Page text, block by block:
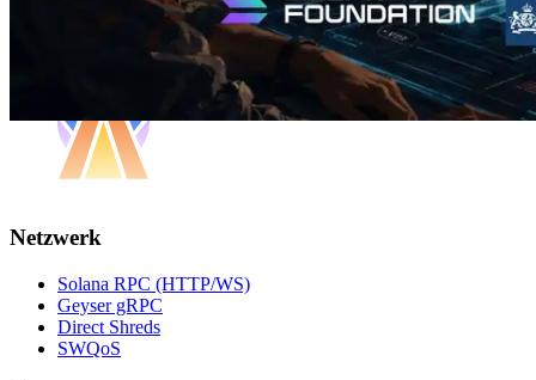
Netzwerk
Solana RPC (HTTP/WS)
Geyser gRPC
Direct Shreds
SWQoS